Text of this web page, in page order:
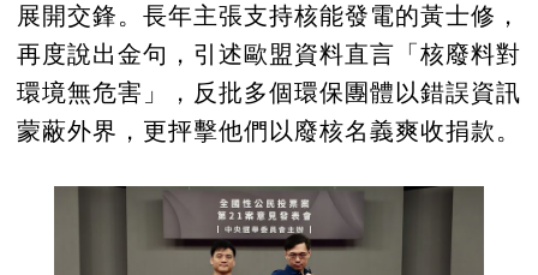
展開交鋒。長年主張支持核能發電的黃士修，
再度說出金句，引述歐盟資料直言「核廢料對
環境無危害」，反批多個環保團體以錯誤資訊
蒙蔽外界，更抨擊他們以廢核名義爽收捐款。